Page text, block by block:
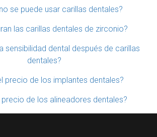
se puede usar carillas dentales?
las carillas dentales de zirconio?
sensibilidad dental después de carillas
dentales?
precio de los implantes dentales?
precio de los alineadores dentales?